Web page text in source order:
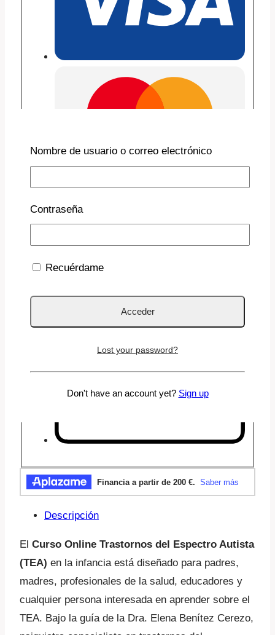
Descripción
El Curso Online Trastornos del Espectro Autista
(TEA) en la infancia está diseñado para padres,
madres, profesionales de la salud, educadores y
cualquier persona interesada en aprender sobre el
TEA. Bajo la guía de la Dra. Elena Benítez Cerezo,
Nombre de usuario o correo electrónico
Contraseña
Recuérdame
Lost your password?
Don't have an account yet? Sign up